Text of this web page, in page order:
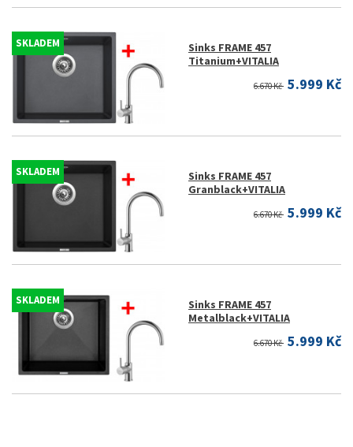
SKLADEM
Sinks FRAME 457
Titanium+VITALIA
6.670 Kč 5.999 Kč
SKLADEM
Sinks FRAME 457
Granblack+VITALIA
6.670 Kč 5.999 Kč
SKLADEM
Sinks FRAME 457
Metalblack+VITALIA
6.670 Kč 5.999 Kč